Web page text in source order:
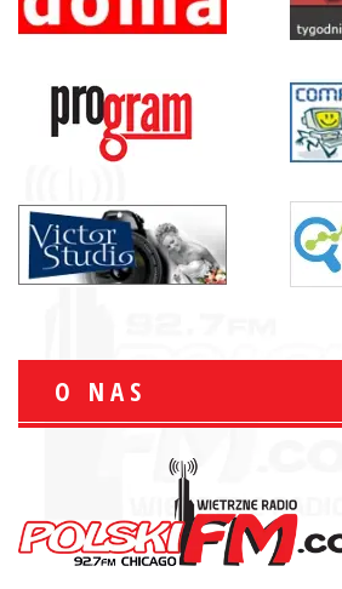
O NAS